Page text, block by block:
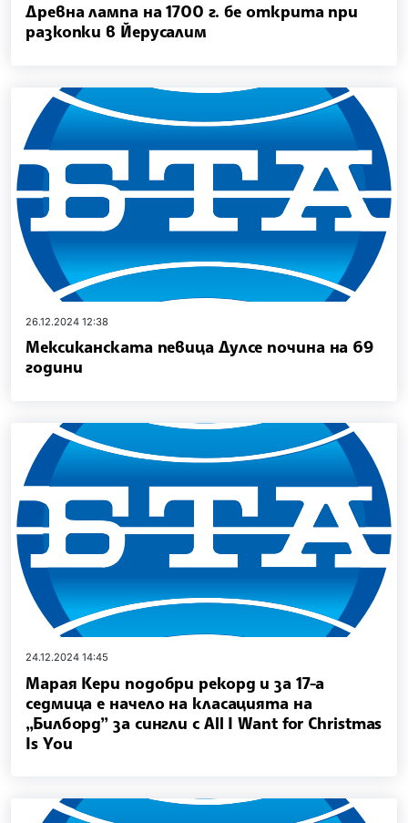
Древна лампа на 1700 г. бе открита при
разкопки в Йерусалим
26.12.2024 12:38
Мексиканската певица Дулсе почина на 69
години
24.12.2024 14:45
Марая Кери подобри рекорд и за 17-а
седмица е начело на класацията на
„Билборд” за сингли с All I Want for Christmas
Is You